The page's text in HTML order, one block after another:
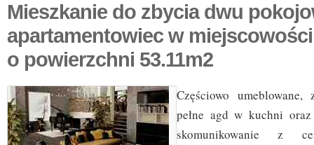
Mieszkanie do zbycia dwu
apartamentowiec w
o powierzchni 53.11m2
Częściowo umeblowane,
pełne agd w kuchni oraz
skomunikowanie z